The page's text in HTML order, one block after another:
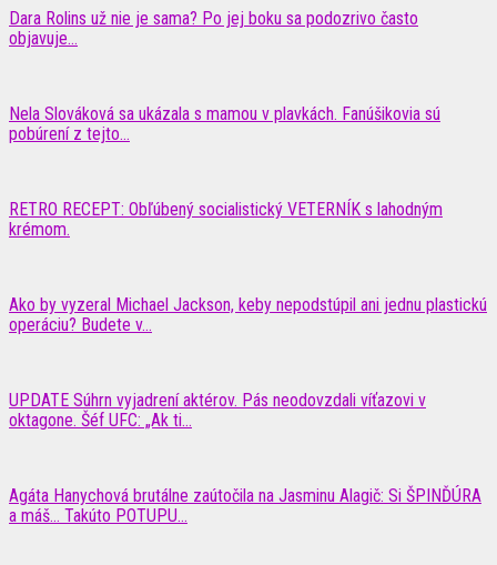
Dara Rolins už nie je sama? Po jej boku sa podozrivo často
objavuje...
Nela Slováková sa ukázala s mamou v plavkách. Fanúšikovia sú
pobúrení z tejto...
RETRO RECEPT: Obľúbený socialistický VETERNÍK s lahodným
krémom.
Ako by vyzeral Michael Jackson, keby nepodstúpil ani jednu plastickú
operáciu? Budete v...
UPDATE Súhrn vyjadrení aktérov. Pás neodovzdali víťazovi v
oktagone. Šéf UFC: „Ak ti...
Agáta Hanychová brutálne zaútočila na Jasminu Alagič: Si ŠPINĎÚRA
a máš… Takúto POTUPU...